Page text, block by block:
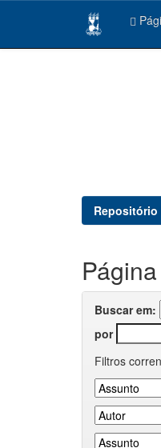
Repositório
Buscar em:
por
Filtros